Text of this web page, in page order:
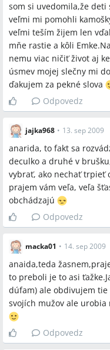
som si uvedomila,že
veľmi mi pomohli
veľmi teším žijem len
mňe rastie a kôli
nemu viac ničiť život aj
úsmev mojej slečny mi
ďakujem za pekné slova
Odpovedz
jajka968 • 13. sep 2009
anarida, to fakt sa
deculko a druhé v
vybrať, ako nechať trpieť
prajem vám veľa, veľa
obchádzajú
Odpovedz
macka01 • 14. sep 2009
anaida,teda
to preboli je to asi
dúfam) ale obdivujem
svojích mužov ale
Odpovedz